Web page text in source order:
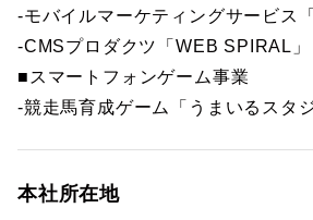
-モバイルマーケティングサービス
-CMSプロダクツ「WEB SPIRAL」
■スマートフォンゲーム事業
-競走馬育成ゲーム「うまいるスタ
本社所在地